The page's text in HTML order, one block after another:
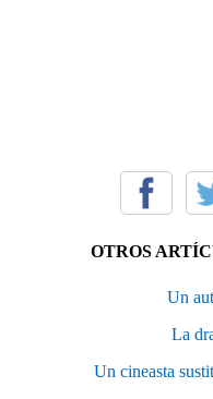
OTROS
Un
La
Un cineasta